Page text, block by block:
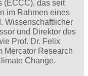
(ECCC), das seit
im Rahmen eines
Wissenschaftlicher
und Direktor des
Prof. Dr. Felix
Mercator Research
Change.